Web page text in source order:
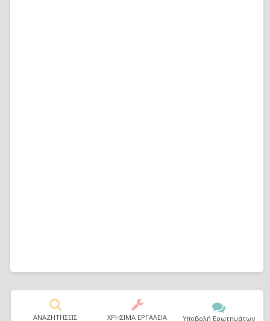
ΑΝΑΖΗΤΗΣΕΙΣ ΧΡΗΣΙΜΑ ΕΡΓΑΛΕΙΑ Υποβολή Ερωτημάτων